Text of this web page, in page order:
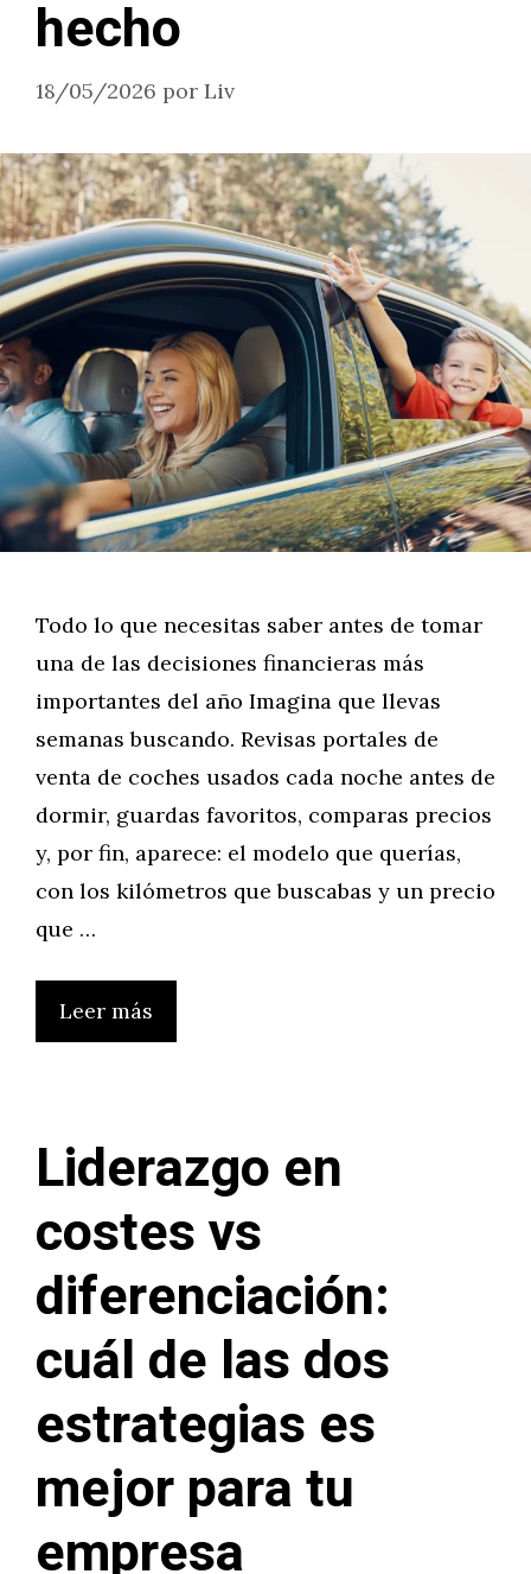
hecho
18/05/2026 por Liv
Todo lo que necesitas saber antes de tomar
una de las decisiones financieras más
importantes del año Imagina que llevas
semanas buscando. Revisas portales de
venta de coches usados cada noche antes de
dormir, guardas favoritos, comparas precios
y, por fin, aparece: el modelo que querías,
con los kilómetros que buscabas y un precio
que …
Leer más
Liderazgo en
costes vs
diferenciación:
cuál de las dos
estrategias es
mejor para tu
empresa